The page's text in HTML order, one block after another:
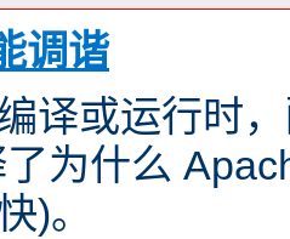
调谐
译或运行时
为什么
)。